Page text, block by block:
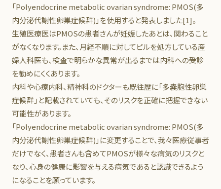
「Polyendocrine metabolicovariansyndrome: PMOS(多
内分泌代謝性卵巣症候群)」を使用すると発表しました[1]。
生殖医療医はPMOSの患者さんが妊娠したあとは、関わること
がなくなります。また、月経不順に対してピルを処方している産
婦人科医も、検査で明らかな異常が出るまでは内科への受診
を勧めにくくあります。
内科や心療内科、精神科のドクターも既往歴に「多嚢胞性卵巣
症候群」と記載されていても、そのリスクを正確に把握できない
可能性があります。
「Polyendocrine metabolicovariansyndrome: PMOS(多
内分泌代謝性卵巣症候群)」に変更することで、我々医療従事者
だけでなく、患者さんも含めてPMOSが様々な病気のリスクと
なり、心身の健康に影響を与える病気であると認識できるよう
になることを願っています。